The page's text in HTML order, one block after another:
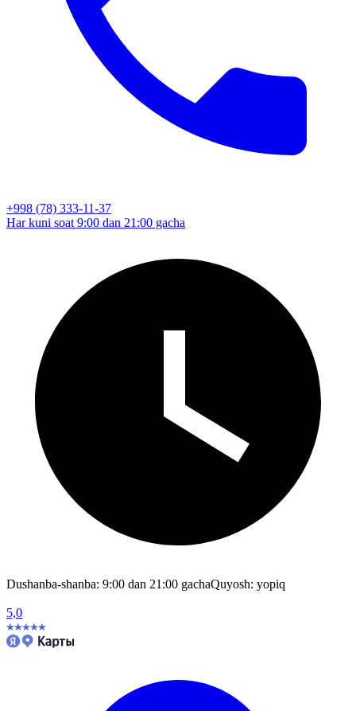
+998 (78) 333-11-37
Har kuni soat 9:00 dan 21:00 gacha
Dushanba-shanba: 9:00 dan 21:00 gachaQuyosh: yopiq
5,0